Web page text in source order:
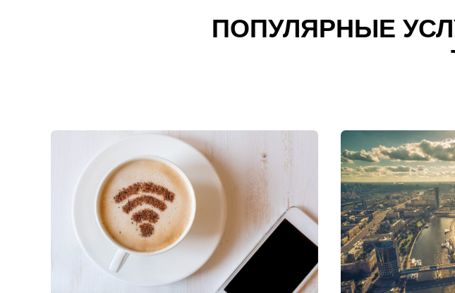
ПОПУЛЯРНЫЕ